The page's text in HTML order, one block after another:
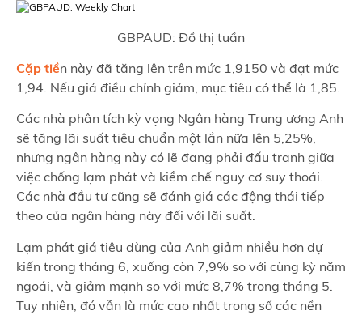
GBPAUD: Đồ thị tuần
Cặp tiền này đã tăng lên trên mức 1,9150 và đạt mức
1,94. Nếu giá điều chỉnh giảm, mục tiêu có thể là 1,85.
Các nhà phân tích kỳ vọng Ngân hàng Trung ương Anh
sẽ tăng lãi suất tiêu chuẩn một lần nữa lên 5,25%,
nhưng ngân hàng này có lẽ đang phải đấu tranh giữa
việc chống lạm phát và kiềm chế nguy cơ suy thoái.
Các nhà đầu tư cũng sẽ đánh giá các động thái tiếp
theo của ngân hàng này đối với lãi suất.
Lạm phát giá tiêu dùng của Anh giảm nhiều hơn dự
kiến trong tháng 6, xuống còn 7,9% so với cùng kỳ năm
ngoái, và giảm mạnh so với mức 8,7% trong tháng 5.
Tuy nhiên, đó vẫn là mức cao nhất trong số các nền